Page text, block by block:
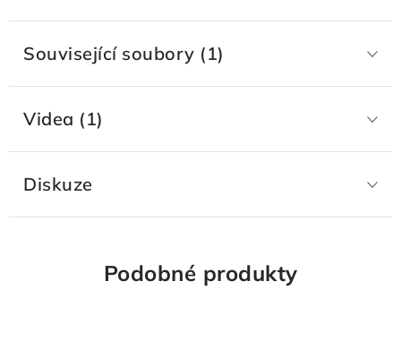
Související soubory (1)
Videa (1)
Diskuze
Podobné produkty